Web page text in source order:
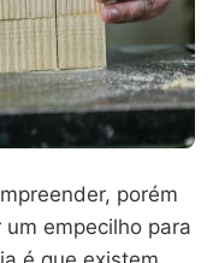
porém
empecilho para